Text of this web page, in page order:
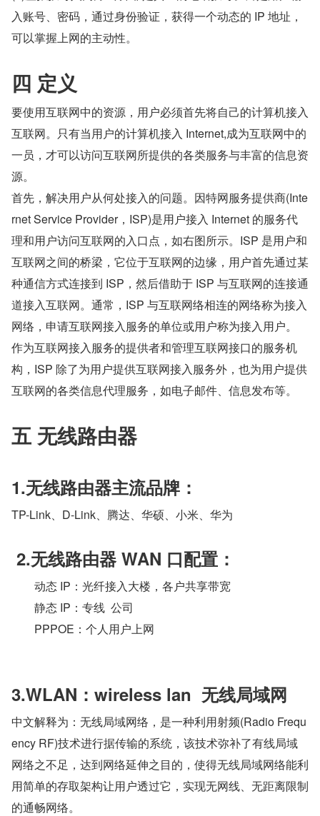
入账号、密码，通过身份验证，获得一个动态的 IP 地址，
可以掌握上网的主动性。
四 定义
要使用互联网中的资源，用户必须首先将自己的计算机接入
互联网。只有当用户的计算机接入 Internet,成为互联网中的
一员，才可以访问互联网所提供的各类服务与丰富的信息资
源。
首先，解决用户从何处接入的问题。因特网服务提供商(Inte
rnet Service Provider，ISP)是用户接入 Internet 的服务代
理和用户访问互联网的入口点，如右图所示。ISP 是用户和
互联网之间的桥梁，它位于互联网的边缘，用户首先通过某
种通信方式连接到 ISP，然后借助于 ISP 与互联网的连接通
道接入互联网。通常，ISP 与互联网络相连的网络称为接入
网络，申请互联网接入服务的单位或用户称为接入用户。
作为互联网接入服务的提供者和管理互联网接口的服务机
构，ISP 除了为用户提供互联网接入服务外，也为用户提供
互联网的各类信息代理服务，如电子邮件、信息发布等。
五 无线路由器
1.无线路由器主流品牌：
TP-Link、D-Link、腾达、华硕、小米、华为
2.无线路由器 WAN 口配置：
        动态 IP：光纤接入大楼，各户共享带宽
        静态 IP：专线  公司
        PPPOE：个人用户上网
3.WLAN：wireless lan  无线局域网
中文解释为：无线局域网络，是一种利用射频(Radio Frequ
ency RF)技术进行据传输的系统，该技术弥补了有线局域
网络之不足，达到网络延伸之目的，使得无线局域网络能利
用简单的存取架构让用户透过它，实现无网线、无距离限制
的通畅网络。